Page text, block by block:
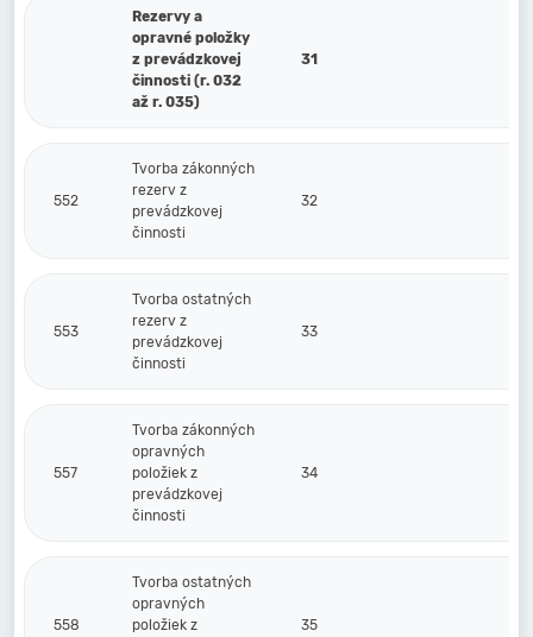
Rezervy a
opravné položky
z prevádzkovej
činnosti (r. 032
až r. 035)
31
552
Tvorba zákonných
rezerv z
prevádzkovej
činnosti
32
553
Tvorba ostatných
rezerv z
prevádzkovej
činnosti
33
557
Tvorba zákonných
opravných
položiek z
prevádzkovej
činnosti
34
558
Tvorba ostatných
opravných
položiek z
35